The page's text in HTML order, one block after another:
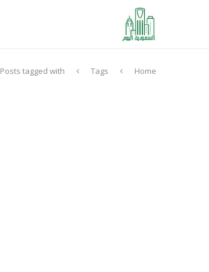
Home
Tags Posts tagged with "مما يساعد على التخلص من الشعور بالخجل"